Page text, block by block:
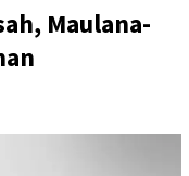
Maulana-